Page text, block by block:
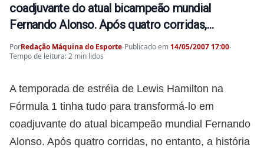
coadjuvante do atual bicampeão mundial
Fernando Alonso. Após quatro corridas,…
PorRedação Máquina do Esporte-Publicado em 14/05/2007 17:00-
Tempo de leitura: 2 min lidos
A temporada de estréia de Lewis Hamilton na
Fórmula 1 tinha tudo para transformá-lo em
coadjuvante do atual bicampeão mundial Fernando
Alonso. Após quatro corridas, no entanto, a história